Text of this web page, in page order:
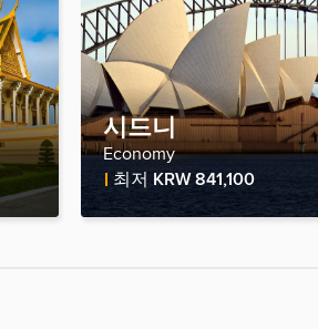
시드니
Economy
Fare Price
최저 KRW 841,100